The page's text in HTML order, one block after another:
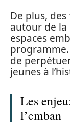
De plus,
autour de la
espaces
de
jeunes à
Les
l’emban